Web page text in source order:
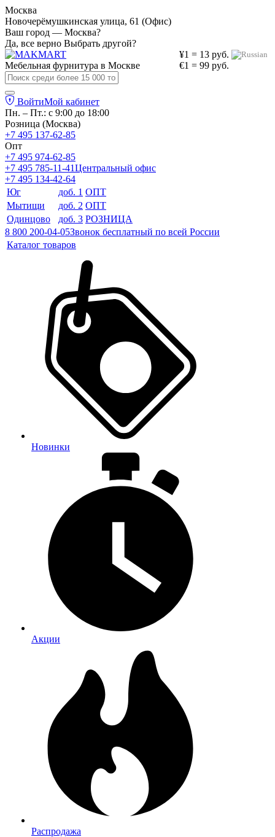
Москва
Новочерёмушкинская улица, 61 (Офис)
Ваш город — Москва?
Да, все верно Выбрать другой?
¥1 = 13 руб.
€1 = 99 руб.
Мебельная фурнитура в Москве
ВойтиМой кабинет
Пн. – Пт.: с 9:00 до 18:00
Розница (Москва)
+7 495 137-62-85
Опт
+7 495 974-62-85
+7 495 785-11-41Центральный офис
+7 495 134-42-64
Юг
доб. 1 ОПТ
Мытищи
доб. 2 ОПТ
Одинцово
доб. 3 РОЗНИЦА
8 800 200-04-05Звонок бесплатный по всей России
Каталог товаров
Новинки
Акции
Распродажа